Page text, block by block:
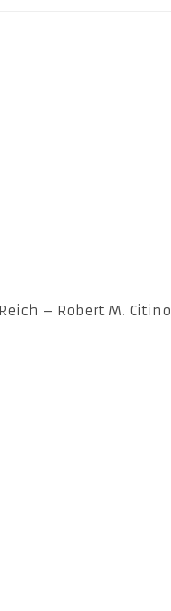
– Robert M. Citino